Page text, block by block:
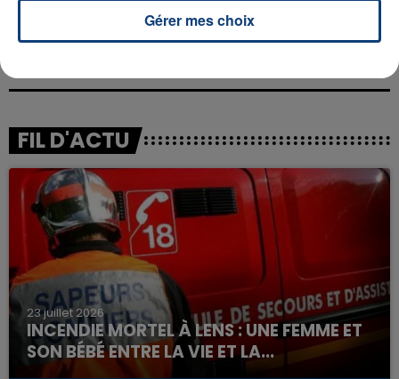
FIL D'ACTU
23 juillet 2026
INCENDIE MORTEL À LENS : UNE FEMME ET
SON BÉBÉ ENTRE LA VIE ET LA...
Un homme s'est immolé par le feu après avoir
Gérer mes choix